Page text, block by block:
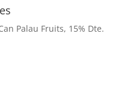
Palau Fruits, 15% Dte.